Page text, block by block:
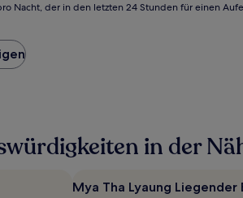
Nacht, der in den letzten 24 Stunden für einen
in der
Mya Tha Lyaung Liegender